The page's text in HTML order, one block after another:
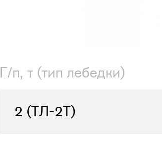
Г/п, т (тип лебедки)
2 (ТЛ-2Т)